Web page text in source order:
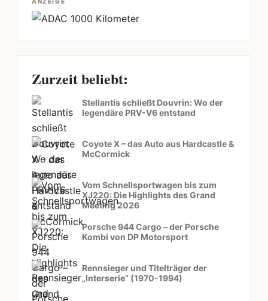
Zurzeit beliebt:
Stellantis schließt Douvrin: Wo der
legendäre PRV-V6 entstand
Coyote X – das Auto aus Hardcastle &
McCormick
Vom Schnellsportwagen bis zum
XJ220: Die Highlights des Grand
Meeting 2026
Porsche 944 Cargo – der Porsche
Kombi von DP Motorsport
Rennsieger und Titelträger der
„Interserie“ (1970-1994)